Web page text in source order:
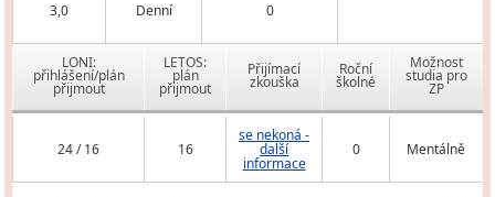
3,0 Denní 0
LONI:
přihlášení/plán
přijmout
LETOS:
plán
přijmout
Přijímací
zkouška
Roční
školné
Možnost
studia pro
ZP
24 / 16 16
se nekoná -
další
informace
0 Mentálně